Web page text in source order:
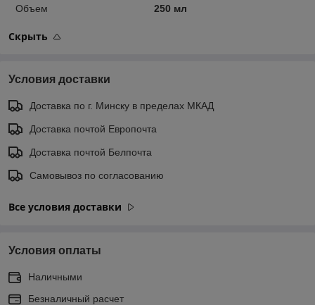
Объем 250 мл
Скрыть
Условия доставки
Доставка по г. Минску в пределах МКАД
Доставка почтой Европочта
Доставка почтой Белпочта
Самовывоз по согласованию
Все условия доставки
Условия оплаты
Наличными
Безналичный расчет